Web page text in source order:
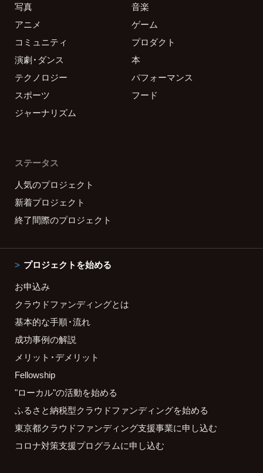
写真
音楽
アニメ
ゲーム
コミュニティ
プロダクト
演劇・ダンス
本
テクノロジー
パフォーマンス
スポーツ
フード
ジャーナリズム
ステータス
人気のプロジェクト
新着プロジェクト
終了間際のプロジェクト
プロジェクトを始める
お申込み
クラウドファンディングとは
基本的な手順・流れ
成功事例の解説
メリット・デメリット
Fellowship
"ローカル"の活動を始める
ふるさと納税型クラウドファンディングを始める
東京都クラウドファンディング支援事業に申し込む
コロナ対策支援プログラムに申し込む